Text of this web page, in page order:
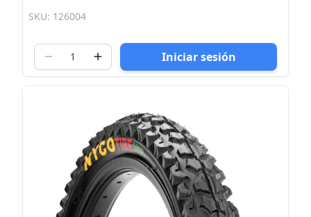
SKU: 126004
Iniciar sesión